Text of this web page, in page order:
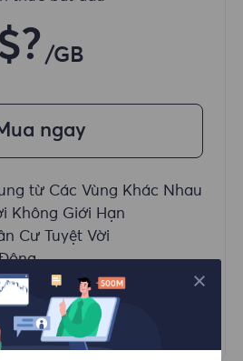
/GB
ngay
từ Các Vùng Khác Nhau
Không Giới Hạn
Cư Tuyệt Vời
hiểu thêm